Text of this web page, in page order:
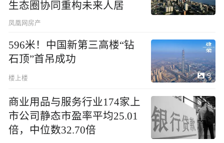
生态圈协同重构未来人居
凤凰网房产
596米！中国新第三高楼“钻
石顶”首吊成功
楼上楼 9
商业用品与服务行业174家上
市公司静态市盈率平均25.01
倍，中位数32.70倍